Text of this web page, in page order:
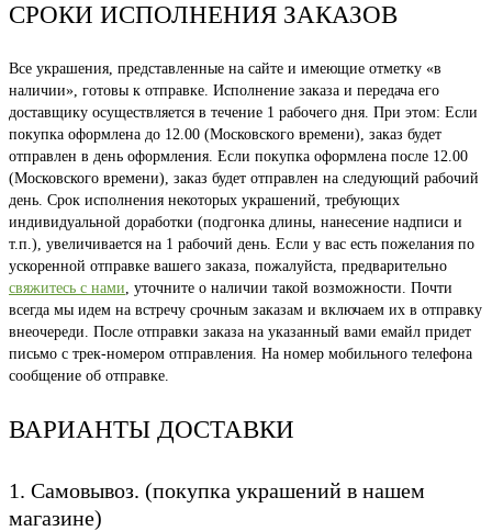
СРОКИ ИСПОЛНЕНИЯ ЗАКАЗОВ
Все украшения, представленные на сайте и имеющие отметку «в
наличии», готовы к отправке. Исполнение заказа и передача его
доставщику осуществляется в течение 1 рабочего дня. При этом: Если
покупка оформлена до 12.00 (Московского времени), заказ будет
отправлен в день оформления. Если покупка оформлена после 12.00
(Московского времени), заказ будет отправлен на следующий рабочий
день. Срок исполнения некоторых украшений, требующих
индивидуальной доработки (подгонка длины, нанесение надписи и
т.п.), увеличивается на 1 рабочий день. Если у вас есть пожелания по
ускоренной отправке вашего заказа, пожалуйста, предварительно
свяжитесь с нами, уточните о наличии такой возможности. Почти
всегда мы идем на встречу срочным заказам и включаем их в отправку
внеочереди. После отправки заказа на указанный вами емайл придет
письмо с трек-номером отправления. На номер мобильного телефона
сообщение об отправке.
ВАРИАНТЫ ДОСТАВКИ
1. Самовывоз. (покупка украшений в нашем
магазине)